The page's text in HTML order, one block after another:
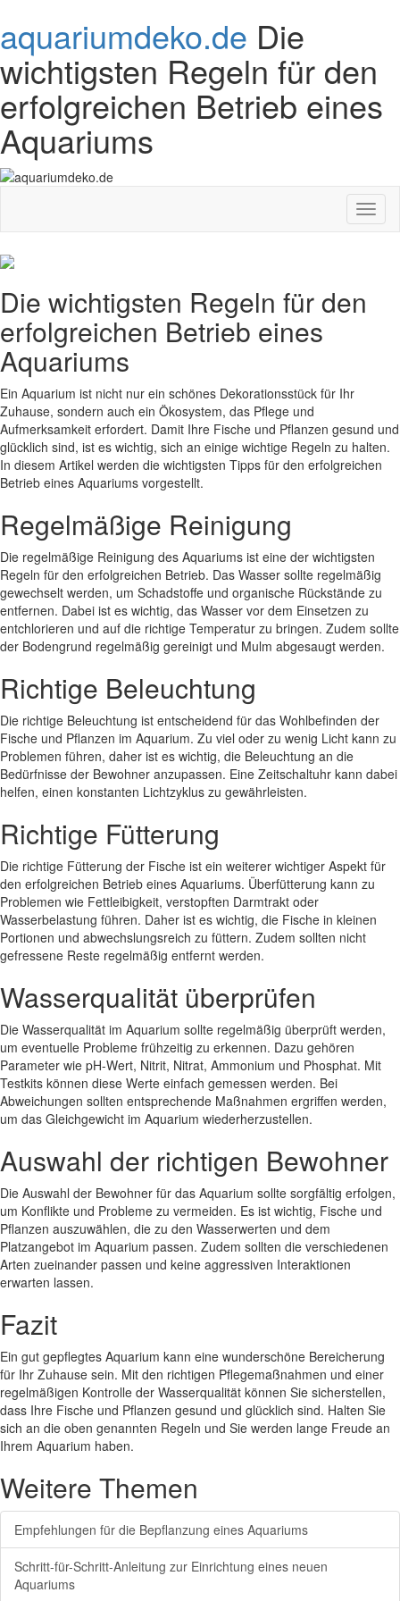
aquariumdeko.de Die
wichtigsten Regeln für den
erfolgreichen Betrieb eines
Aquariums
Die wichtigsten Regeln für den
erfolgreichen Betrieb eines
Aquariums
Ein Aquarium ist nicht nur ein schönes Dekorationsstück für Ihr
Zuhause, sondern auch ein Ökosystem, das Pflege und
Aufmerksamkeit erfordert. Damit Ihre Fische und Pflanzen gesund und
glücklich sind, ist es wichtig, sich an einige wichtige Regeln zu halten.
In diesem Artikel werden die wichtigsten Tipps für den erfolgreichen
Betrieb eines Aquariums vorgestellt.
Regelmäßige Reinigung
Die regelmäßige Reinigung des Aquariums ist eine der wichtigsten
Regeln für den erfolgreichen Betrieb. Das Wasser sollte regelmäßig
gewechselt werden, um Schadstoffe und organische Rückstände zu
entfernen. Dabei ist es wichtig, das Wasser vor dem Einsetzen zu
entchlorieren und auf die richtige Temperatur zu bringen. Zudem sollte
der Bodengrund regelmäßig gereinigt und Mulm abgesaugt werden.
Richtige Beleuchtung
Die richtige Beleuchtung ist entscheidend für das Wohlbefinden der
Fische und Pflanzen im Aquarium. Zu viel oder zu wenig Licht kann zu
Problemen führen, daher ist es wichtig, die Beleuchtung an die
Bedürfnisse der Bewohner anzupassen. Eine Zeitschaltuhr kann dabei
helfen, einen konstanten Lichtzyklus zu gewährleisten.
Richtige Fütterung
Die richtige Fütterung der Fische ist ein weiterer wichtiger Aspekt für
den erfolgreichen Betrieb eines Aquariums. Überfütterung kann zu
Problemen wie Fettleibigkeit, verstopften Darmtrakt oder
Wasserbelastung führen. Daher ist es wichtig, die Fische in kleinen
Portionen und abwechslungsreich zu füttern. Zudem sollten nicht
gefressene Reste regelmäßig entfernt werden.
Wasserqualität überprüfen
Die Wasserqualität im Aquarium sollte regelmäßig überprüft werden,
um eventuelle Probleme frühzeitig zu erkennen. Dazu gehören
Parameter wie pH-Wert, Nitrit, Nitrat, Ammonium und Phosphat. Mit
Testkits können diese Werte einfach gemessen werden. Bei
Abweichungen sollten entsprechende Maßnahmen ergriffen werden,
um das Gleichgewicht im Aquarium wiederherzustellen.
Auswahl der richtigen Bewohner
Die Auswahl der Bewohner für das Aquarium sollte sorgfältig erfolgen,
um Konflikte und Probleme zu vermeiden. Es ist wichtig, Fische und
Pflanzen auszuwählen, die zu den Wasserwerten und dem
Platzangebot im Aquarium passen. Zudem sollten die verschiedenen
Arten zueinander passen und keine aggressiven Interaktionen
erwarten lassen.
Fazit
Ein gut gepflegtes Aquarium kann eine wunderschöne Bereicherung
für Ihr Zuhause sein. Mit den richtigen Pflegemaßnahmen und einer
regelmäßigen Kontrolle der Wasserqualität können Sie sicherstellen,
dass Ihre Fische und Pflanzen gesund und glücklich sind. Halten Sie
sich an die oben genannten Regeln und Sie werden lange Freude an
Ihrem Aquarium haben.
Weitere Themen
Empfehlungen für die Bepflanzung eines Aquariums
Schritt-für-Schritt-Anleitung zur Einrichtung eines neuen
Aquariums